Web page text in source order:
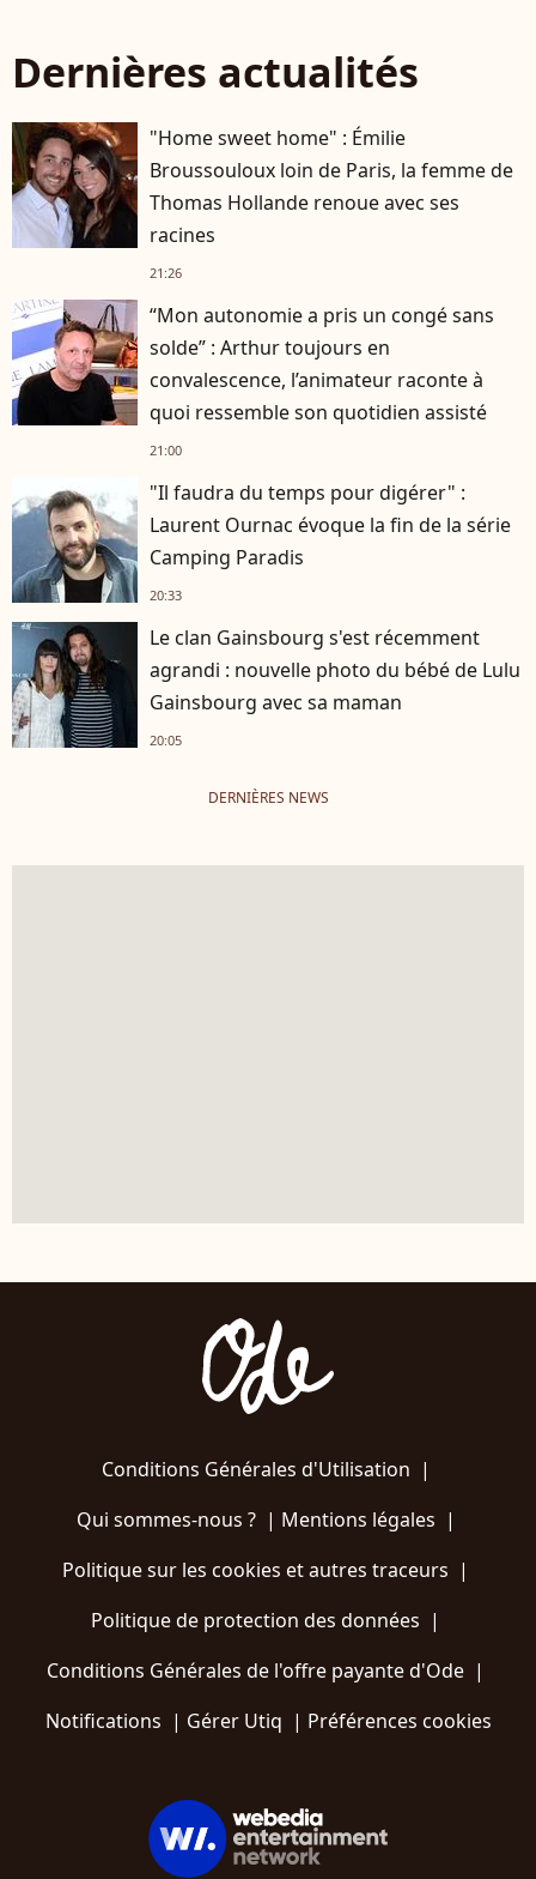
Dernières actualités
"Home sweet home" : Émilie
Broussouloux loin de Paris, la femme de
Thomas Hollande renoue avec ses
racines
21:26
“Mon autonomie a pris un congé sans
solde” : Arthur toujours en
convalescence, l’animateur raconte à
quoi ressemble son quotidien assisté
21:00
"Il faudra du temps pour digérer" :
Laurent Ournac évoque la fin de la série
Camping Paradis
20:33
Le clan Gainsbourg s'est récemment
agrandi : nouvelle photo du bébé de Lulu
Gainsbourg avec sa maman
20:05
DERNIÈRES NEWS
Conditions Générales d'Utilisation |
Qui sommes-nous ?| Mentions légales |
Politique sur les cookies et autres traceurs |
Politique de protection des données |
Conditions Générales de l'offre payante d'Ode |
Notifications | Gérer Utiq | Préférences cookies